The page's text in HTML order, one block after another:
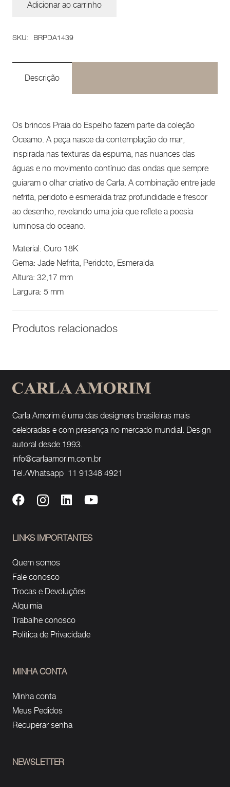
do
Adicionar ao carrinho
SKU: BRPDA1439
Descrição
Os brincos Praia do Espelho fazem parte da coleção
Oceamo. A peça nasce da contemplação do mar,
inspirada nas texturas da espuma, nas nuances das
águas e no movimento contínuo das ondas que sempre
guiaram o olhar criativo de Carla. A combinação entre jade
nefrita, peridoto e esmeralda traz profundidade e frescor
ao desenho, revelando uma joia que reflete a poesia
luminosa do oceano.
Material: Ouro 18K
Gema: Jade Nefrita, Peridoto, Esmeralda
Altura: 32,17 mm
Largura: 5 mm
Produtos relacionados
Carla Amorim é uma das designers brasileiras mais
celebradas e com presença no mercado mundial. Design
autoral desde 1993.
info@carlaamorim.com.br
Tel./Whatsapp 11 91348 4921
LINKS IMPORTANTES
Quem somos
Fale conosco
Trocas e Devoluções
Alquimia
Trabalhe conosco
Política de Privacidade
MINHA CONTA
Minha conta
Meus Pedidos
Recuperar senha
NEWSLETTER